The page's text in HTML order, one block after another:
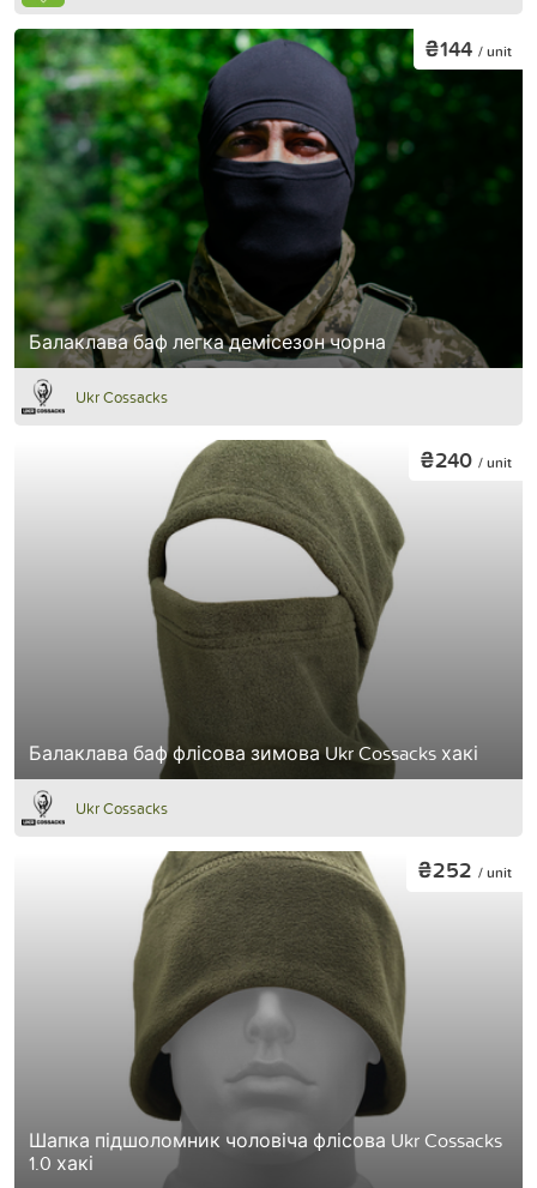
Балаклава баф легка демісезон чорна
₴144 / unit
Ukr Cossacks
Балаклава баф флісова зимова Ukr Cossacks хакі
₴240 / unit
Ukr Cossacks
Шапка підшоломник чоловіча флісова Ukr Cossacks
1.0 хакі
₴252 / unit